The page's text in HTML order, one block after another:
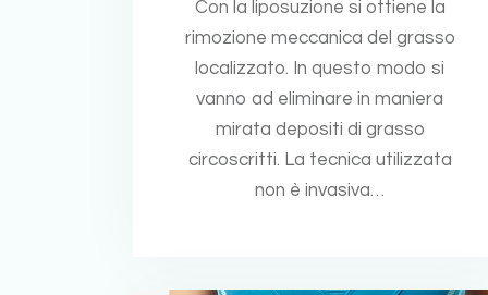
Con la liposuzione si ottiene la
rimozione meccanica del grasso
localizzato. In questo modo si
vanno ad eliminare in maniera
mirata depositi di grasso
circoscritti. La tecnica utilizzata
non è invasiva…